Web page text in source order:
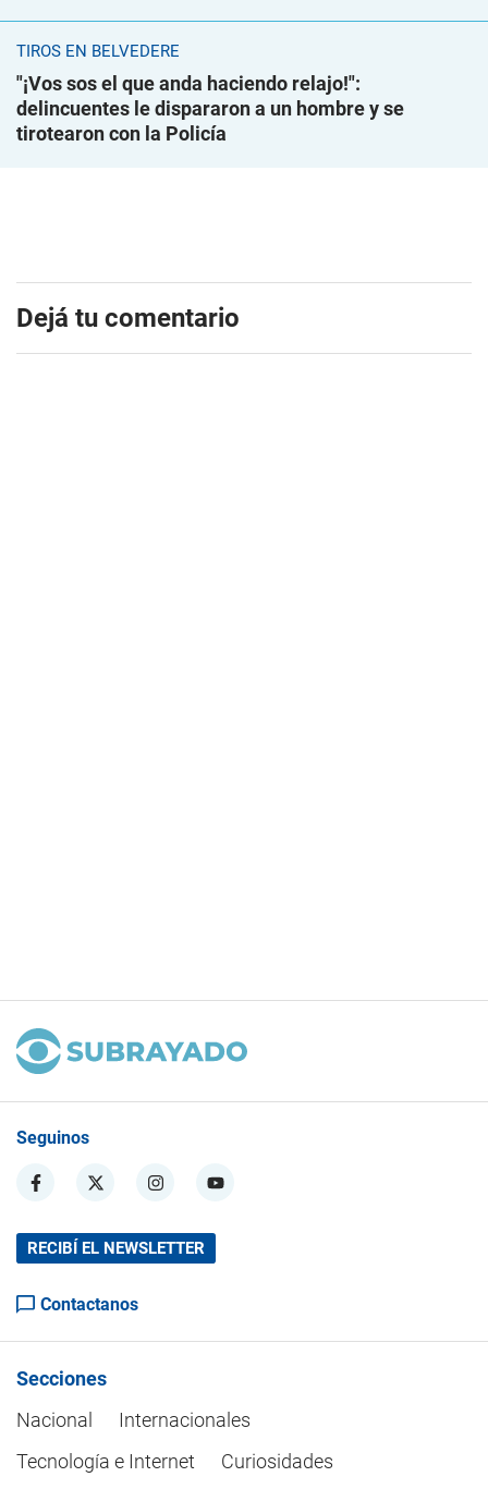
TIROS EN BELVEDERE
"¡Vos sos el que anda haciendo relajo!":
delincuentes le dispararon a un hombre y se
tirotearon con la Policía
Dejá tu comentario
Seguinos
RECIBÍ EL NEWSLETTER
Contactanos
Secciones
Nacional
Internacionales
Tecnología e Internet
Curiosidades